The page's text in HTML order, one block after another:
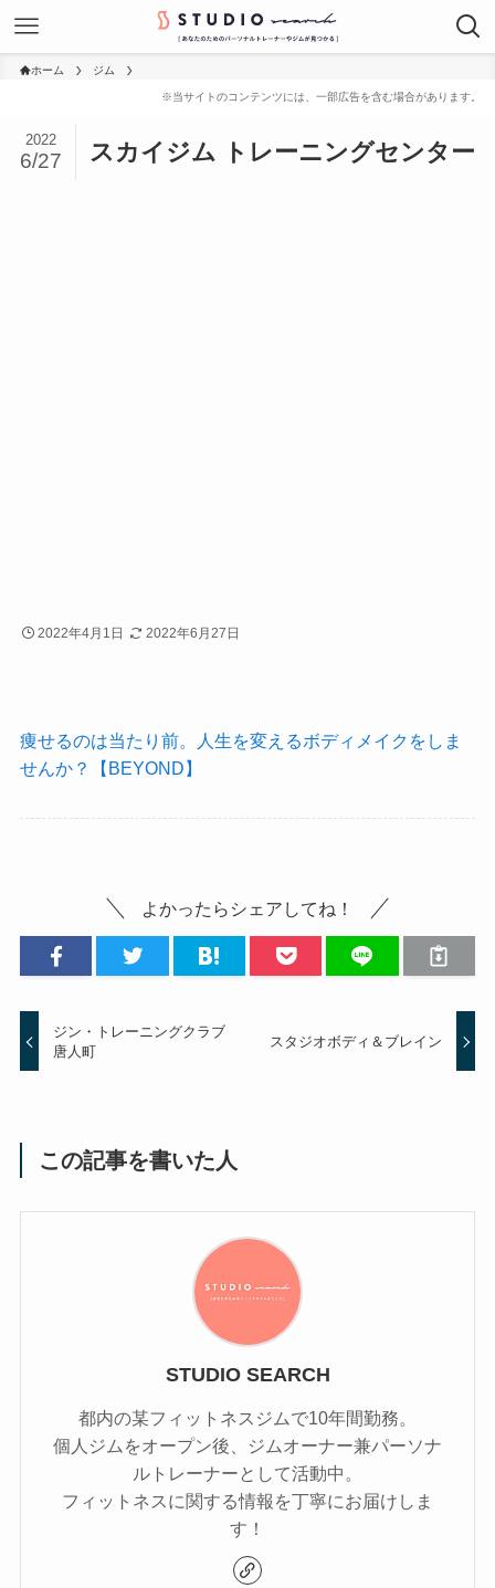
ホーム ジム
スカイジム トレーニングセンター
2022
6/27
2022年4月1日 2022年6月27日
痩せるのは当たり前。人生を変えるボディメイクをしま
せんか？【BEYOND】
よかったらシェアしてね！
ジン・トレーニングクラブ
唐人町
スタジオボディ＆ブレイン
この記事を書いた人
STUDIO SEARCH
都内の某フィットネスジムで10年間勤務。
個人ジムをオープン後、ジムオーナー兼パーソナ
ルトレーナーとして活動中。
フィットネスに関する情報を丁寧にお届けしま
す！